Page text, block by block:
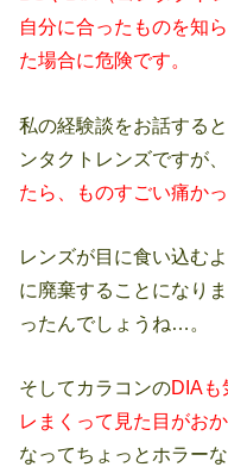
自分に合ったものを知
た場合に危険です。
私の経験談をお話する
ンタクトレンズですが、
たら、ものすごい痛かっ
レンズが目に食い込む
に廃棄することになり
ったんでしょうね…。
そしてカラコンのDIA
レまくって見た目がお
なってちょっとホラー